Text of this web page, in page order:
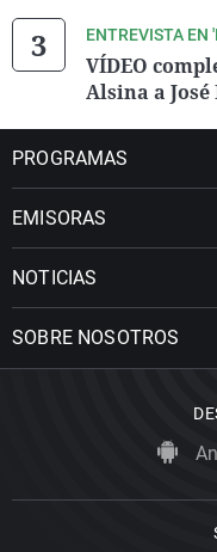
ENTREVISTA EN
VÍDEO
Alsina a
PROGRAMAS
EMISORAS
NOTICIAS
SOBRE NOSOTROS